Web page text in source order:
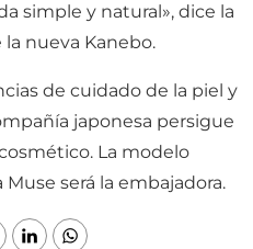
simple y natural», dice la
nueva Kanebo.
de cuidado de la piel y
japonesa persigue
La modelo
será la embajadora.